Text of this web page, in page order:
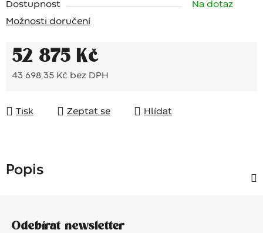
Dostupnost
Na dotaz
Možnosti doručení
52 875 Kč
43 698,35 Kč bez DPH
Tisk Zeptat se Hlídat
Popis
Odebírat newsletter